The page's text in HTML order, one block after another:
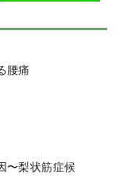
腰痛
〜梨状筋症候